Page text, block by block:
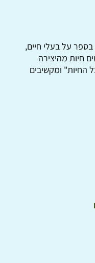
בספר על בעלי חיים,
חיות מהיצירה
החיות" ומקשיבים